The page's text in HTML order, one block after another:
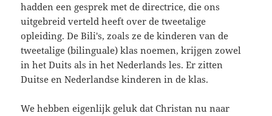
hadden een gesprek met de directrice, die ons
uitgebreid verteld heeft over de tweetalige
opleiding. De Bili's, zoals ze de kinderen van de
tweetalige (bilinguale) klas noemen, krijgen zowel
in het Duits als in het Nederlands les. Er zitten
Duitse en Nederlandse kinderen in de klas.
We hebben eigenlijk geluk dat Christan nu naar